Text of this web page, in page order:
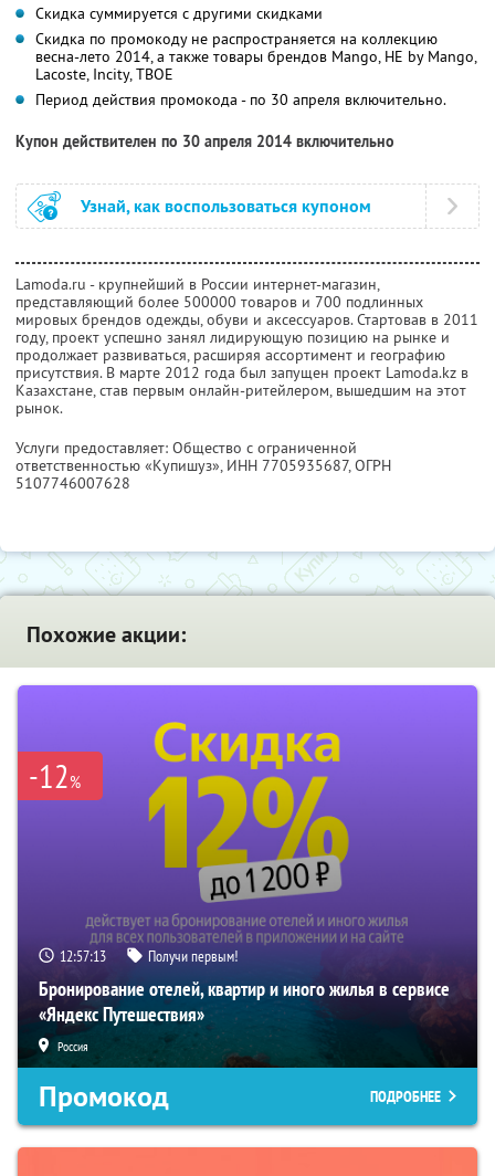
Скидка суммируется с другими скидками
Скидка по промокоду не распространяется на коллекцию
весна-лето 2014, а также товары брендов Mango, HE by Mango,
Lacoste, Incity, ТВОЕ
Период действия промокода - по 30 апреля включительно.
Купон действителен по 30 апреля 2014 включительно
Узнай, как воспользоваться купоном
Lamoda.ru - крупнейший в России интернет-магазин,
представляющий более 500000 товаров и 700 подлинных
мировых брендов одежды, обуви и аксессуаров. Стартовав в 2011
году, проект успешно занял лидирующую позицию на рынке и
продолжает развиваться, расширяя ассортимент и географию
присутствия. В марте 2012 года был запущен проект Lamoda.kz в
Казахстане, став первым онлайн-ритейлером, вышедшим на этот
рынок.
Услуги предоставляет: Общество с ограниченной
ответственностью «Купишуз», ИНН 7705935687, ОГРН
5107746007628
Похожие акции:
-12%
12:57:12 Получи первым!
Бронирование отелей, квартир и иного жилья в сервисе
«Яндекс Путешествия»
Россия
Промокод ПОДРОБНЕЕ